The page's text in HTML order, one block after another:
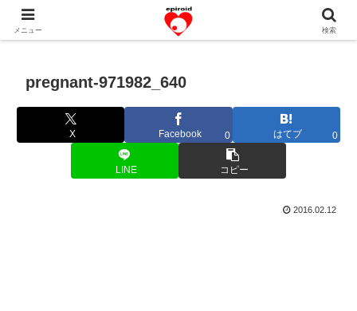
恋愛共感エピソード。あなたのストーリーを変えていく！。
pregnant-971982_640
X Facebook 0 はてブ 0
LINE コピー
2016.02.12
メニュー 検索